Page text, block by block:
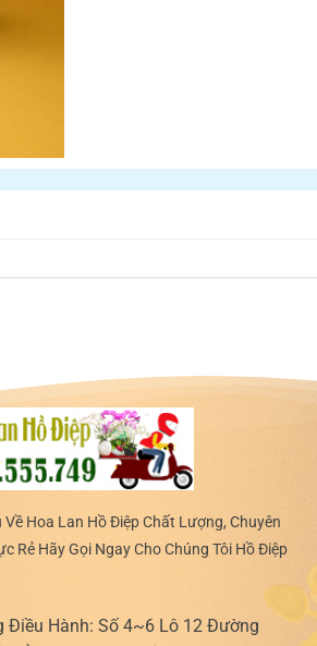
Về Hoa Lan Hồ Điệp Chất Lượng, Chuyên
Rẻ Hãy Gọi Ngay Cho Chúng Tôi Hồ Điệp
Điều Hành: Số 4~6 Lô 12 Đường